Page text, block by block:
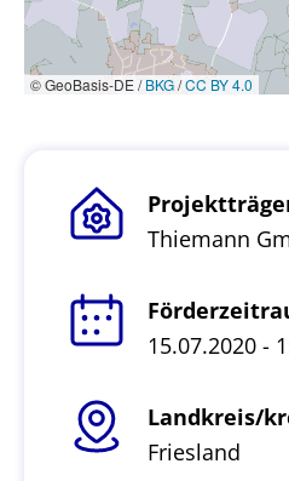
© GeoBasis-DE /BKG/CC BY 4.0
Thiemann
15.07.2020 -
Landkreis/
Friesland